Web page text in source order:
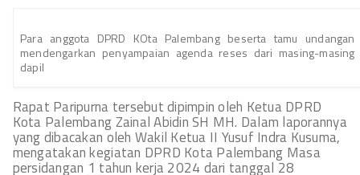
Para anggota DPRD KOta Palembang beserta tamu undangan
mendengarkan penyampaian agenda reses dari masing-masing
dapil
Rapat Paripurna tersebut dipimpin oleh Ketua DPRD
Kota Palembang Zainal Abidin SH MH. Dalam laporannya
yang dibacakan oleh Wakil Ketua II Yusuf Indra Kusuma,
mengatakan kegiatan DPRD Kota Palembang Masa
persidangan 1 tahun kerja 2024 dari tanggal 28